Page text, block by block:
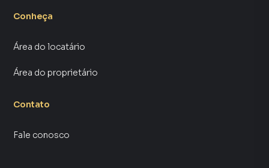
Conheça
Área do locatário
Área do proprietário
Contato
Fale conosco